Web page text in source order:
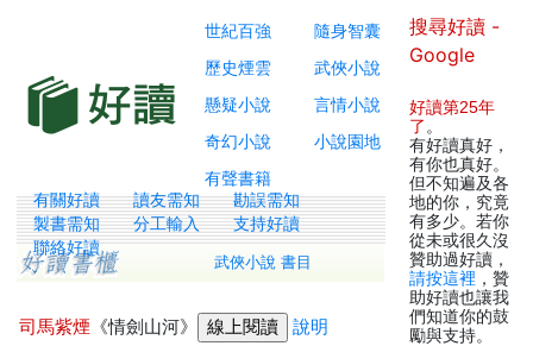
世紀百強
隨身智囊
歷史煙雲
武俠小說
懸疑小說
言情小說
奇幻小說
小說園地
有聲書籍
有關好讀 讀友需知
勘誤需知
製書需知
分工輸入
支持好讀
聯絡好讀
武俠小說 書目
司馬紫煙 《情劍山河》 說明
搜尋好讀 -
Google
好讀第25年
了 。
有好讀真好，
有你也真好。
但不知遍及各
地的你，究竟
有多少。若你
從未或很久沒
贊助過好讀，
請按這裡 ，贊
助好讀也讓我
們知道你的鼓
勵與支持。